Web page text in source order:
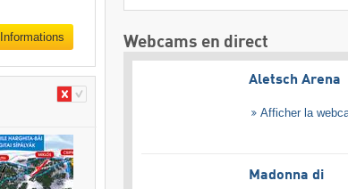
Informations Webcams en direct
Aletsch Arena
Afficher la
Madonna di